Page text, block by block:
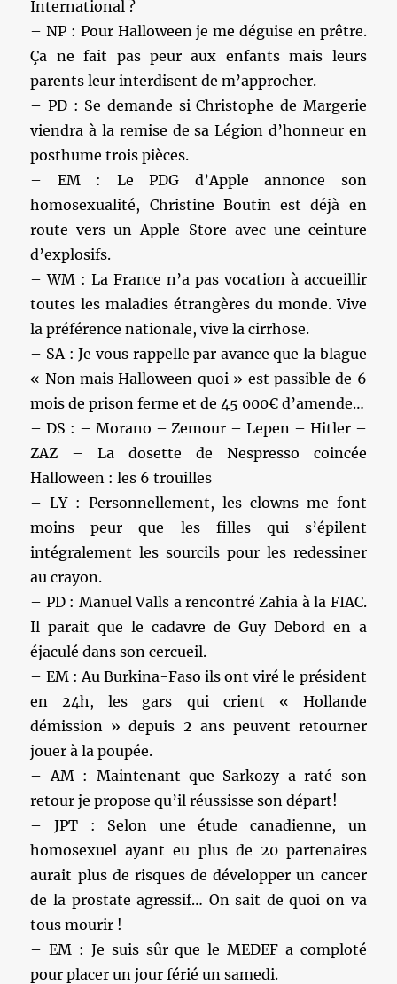
International ?
– NP : Pour Halloween je me déguise en prêtre.
Ça ne fait pas peur aux enfants mais leurs
parents leur interdisent de m’approcher.
– PD : Se demande si Christophe de Margerie
viendra à la remise de sa Légion d’honneur en
posthume trois pièces.
– EM : Le PDG d’Apple annonce son
homosexualité, Christine Boutin est déjà en
route vers un Apple Store avec une ceinture
d’explosifs.
– WM : La France n’a pas vocation à accueillir
toutes les maladies étrangères du monde. Vive
la préférence nationale, vive la cirrhose.
– SA : Je vous rappelle par avance que la blague
« Non mais Halloween quoi » est passible de 6
mois de prison ferme et de 45 000€ d’amende…
– DS : – Morano – Zemour – Lepen – Hitler –
ZAZ – La dosette de Nespresso coincée
Halloween : les 6 trouilles
– LY : Personnellement, les clowns me font
moins peur que les filles qui s’épilent
intégralement les sourcils pour les redessiner
au crayon.
– PD : Manuel Valls a rencontré Zahia à la FIAC.
Il parait que le cadavre de Guy Debord en a
éjaculé dans son cercueil.
– EM : Au Burkina-Faso ils ont viré le président
en 24h, les gars qui crient « Hollande
démission » depuis 2 ans peuvent retourner
jouer à la poupée.
– AM : Maintenant que Sarkozy a raté son
retour je propose qu’il réussisse son départ!
– JPT : Selon une étude canadienne, un
homosexuel ayant eu plus de 20 partenaires
aurait plus de risques de développer un cancer
de la prostate agressif… On sait de quoi on va
tous mourir !
– EM : Je suis sûr que le MEDEF a comploté
pour placer un jour férié un samedi.